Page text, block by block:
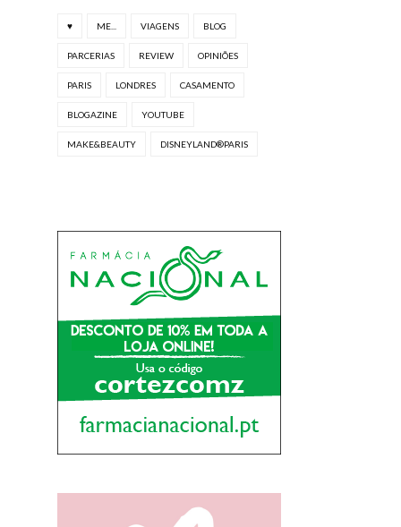
♥ ME... VIAGENS BLOG
PARCERIAS REVIEW OPINIÕES
PARIS LONDRES CASAMENTO
BLOGAZINE YOUTUBE
MAKE&BEAUTY DISNEYLAND®PARIS